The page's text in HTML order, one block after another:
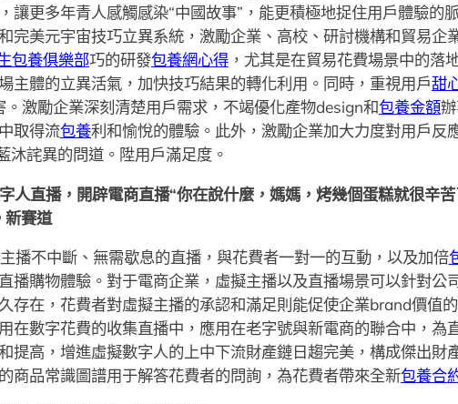
讓更多年青人感觸感染“中國故事”，能更積極地捉住用戶體驗的
完美元宇宙技巧立異系統，激勵企業、高校、研討機構和貿易企
包養俱樂部巧的研發包養網心得，尤其是在貿易花費場景中的落
主體的立異活氣，加快技巧結果的轉化利用。同時，重視用戶甜
。激勵企業深刻清楚用戶需求，不竭優化產物design和包養金額
取得流包養利和愉悅的體驗。此外，激勵企業加大力度對用戶反
沐詫異的問道。陞用戶滿足度。
人直播，開辟電商直播“你在說什麼，媽媽，烤幾個蛋糕就很辛
新賽道
播不中斷、無需歇息的直播，與花費者一對一的互動，以及加倍
播購物體驗。對于電商企業，虛擬主播以及直播場景可以針對
存在，花費者對虛擬主播的承認和滿足則能促使企業brand價值
在數字花費的收集直播中，應用在老字號與新電商的聯合中，為
提高，增進虛擬數字人的上中下流財產鏈日趨完美，構成傑出財
商品常識圖譜用于解答花費者的問詢，為花費者帶來全新包養合